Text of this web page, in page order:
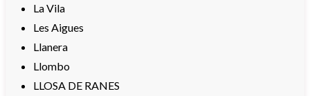
La Vila
Les Aigues
Llanera
Llombo
LLOSA DE RANES